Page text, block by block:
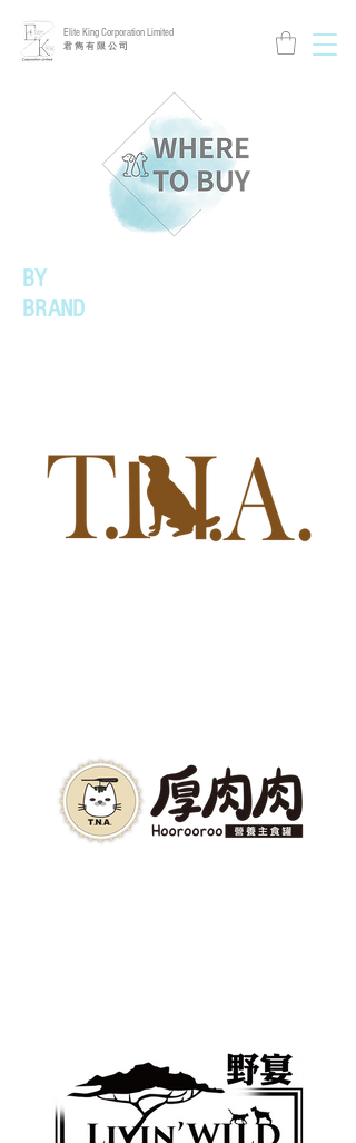
Elite King Corporation Limited
​君 雋 有 限 公 司
BY
BRAND